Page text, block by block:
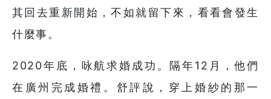
其回去重新開始，不如就留下來，看看會發生
什麼事。
2020年底，咏航求婚成功。隔年12月，他們
在廣州完成婚禮。舒評說，穿上婚紗的那一